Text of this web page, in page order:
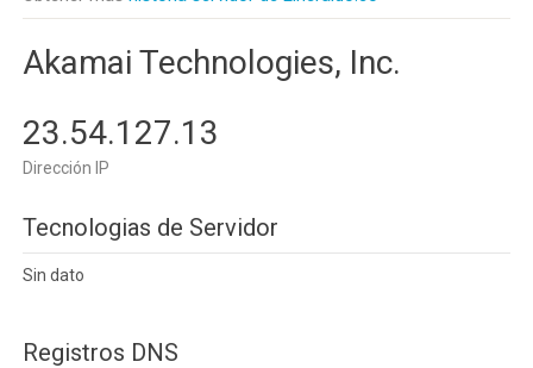
Akamai Technologies, Inc.
23.54.127.13
Dirección IP
Tecnologias de Servidor
Sin dato
Registros DNS